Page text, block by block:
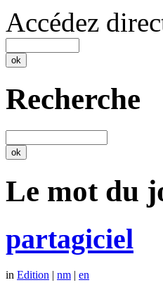
Accédez
Recherche
Le mot du
partagiciel
in Edition | nm | en